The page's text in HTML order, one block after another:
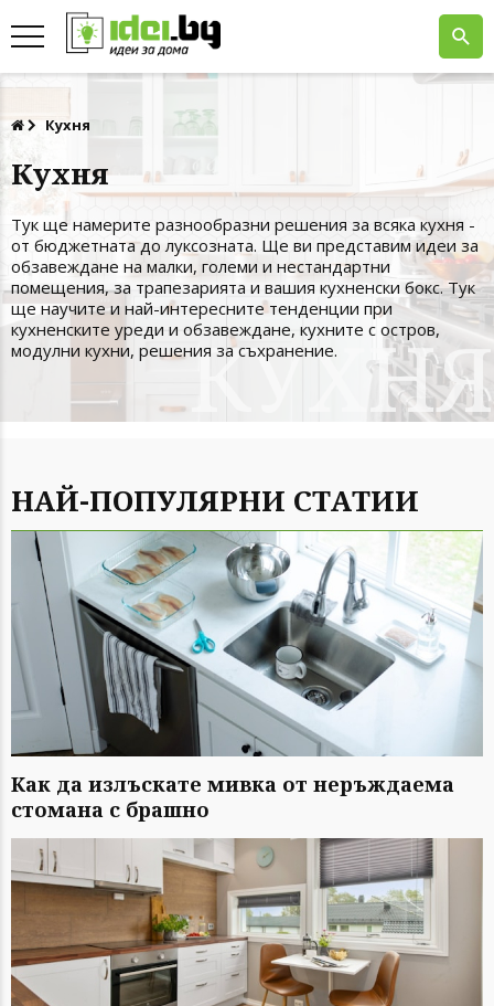
Кухня
Кухня
Тук ще намерите разнообразни решения за всяка кухня -
от бюджетната до луксозната. Ще ви представим идеи за
обзавеждане на малки, големи и нестандартни
помещения, за трапезарията и вашия кухненски бокс. Тук
ще научите и най-интересните тенденции при
кухненските уреди и обзавеждане, кухните с остров,
модулни кухни, решения за съхранение.
НАЙ-ПОПУЛЯРНИ СТАТИИ
Как да излъскате мивка от неръждаема
стомана с брашно